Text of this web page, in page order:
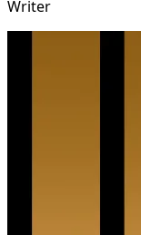
Writer